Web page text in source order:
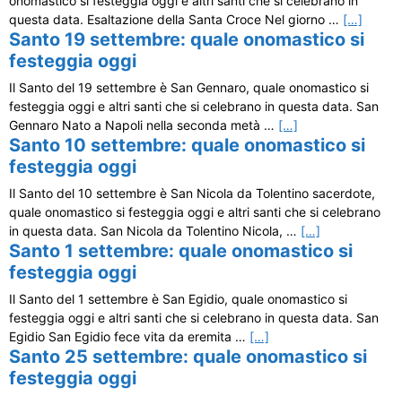
questa data. Esaltazione della Santa Croce Nel giorno … […]
Santo 19 settembre: quale onomastico si
festeggia oggi
Il Santo del 19 settembre è San Gennaro, quale onomastico si
festeggia oggi e altri santi che si celebrano in questa data. San
Gennaro Nato a Napoli nella seconda metà … […]
Santo 10 settembre: quale onomastico si
festeggia oggi
Il Santo del 10 settembre è San Nicola da Tolentino sacerdote,
quale onomastico si festeggia oggi e altri santi che si celebrano
in questa data. San Nicola da Tolentino Nicola, … […]
Santo 1 settembre: quale onomastico si
festeggia oggi
Il Santo del 1 settembre è San Egidio, quale onomastico si
festeggia oggi e altri santi che si celebrano in questa data. San
Egidio San Egidio fece vita da eremita … […]
Santo 25 settembre: quale onomastico si
festeggia oggi